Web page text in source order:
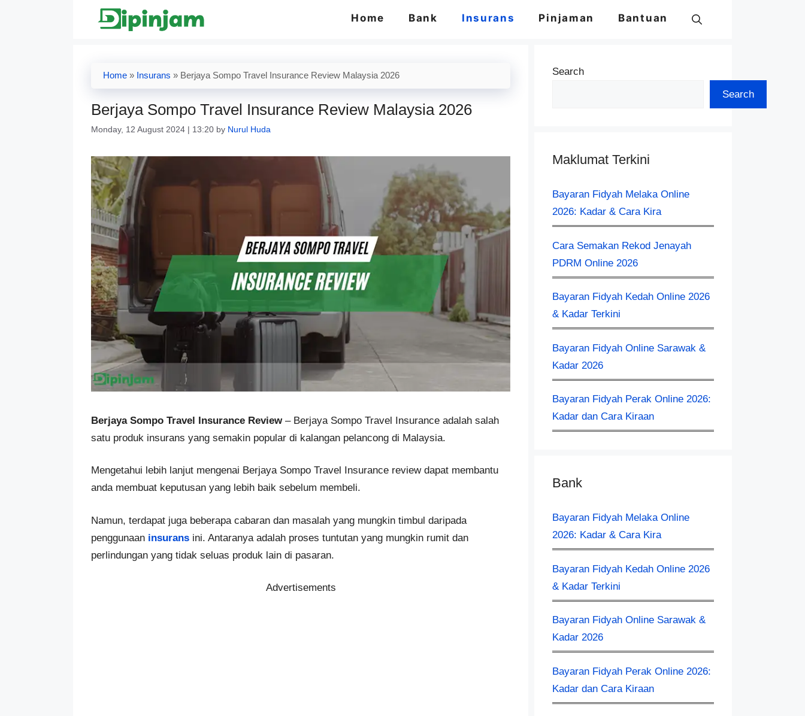
Home Bank Insurans Pinjaman Bantuan
Home » Insurans » Berjaya Sompo Travel Insurance Review Malaysia 2026
Berjaya Sompo Travel Insurance Review Malaysia 2026
Monday, 12 August 2024 | 13:20 by Nurul Huda
Berjaya Sompo Travel Insurance Review– Berjaya Sompo Travel Insurance adalah salah
satu produk insurans yang semakin popular di kalangan pelancong di Malaysia.
Mengetahui lebih lanjut mengenai Berjaya Sompo Travel Insurance review dapat membantu
anda membuat keputusan yang lebih baik sebelum membeli.
Namun, terdapat juga beberapa cabaran dan masalah yang mungkin timbul daripada
penggunaan insurans ini. Antaranya adalah proses tuntutan yang mungkin rumit dan
perlindungan yang tidak seluas produk lain di pasaran.
Advertisements
Search
Search
Maklumat Terkini
Bayaran Fidyah Melaka Online
2026: Kadar & Cara Kira
Cara Semakan Rekod Jenayah
PDRM Online 2026
Bayaran Fidyah Kedah Online 2026
& Kadar Terkini
Bayaran Fidyah Online Sarawak &
Kadar 2026
Bayaran Fidyah Perak Online 2026:
Kadar dan Cara Kiraan
Bank
Bayaran Fidyah Melaka Online
2026: Kadar & Cara Kira
Bayaran Fidyah Kedah Online 2026
& Kadar Terkini
Bayaran Fidyah Online Sarawak &
Kadar 2026
Bayaran Fidyah Perak Online 2026:
Kadar dan Cara Kiraan